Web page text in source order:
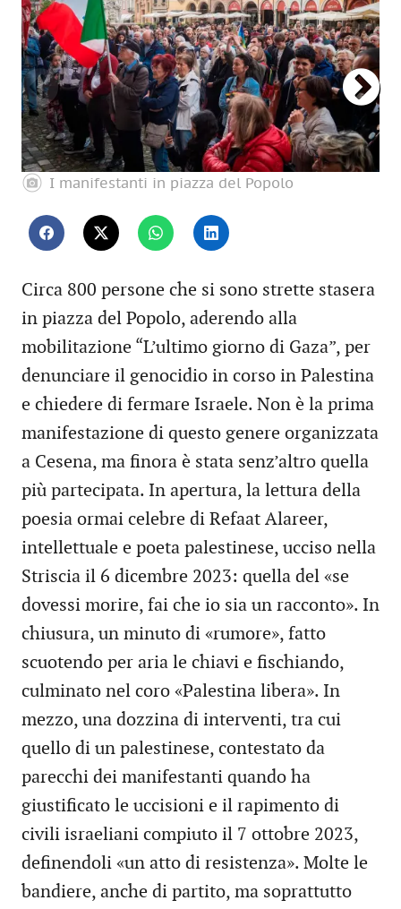
I manifestanti in piazza del Popolo
Circa 800 persone che si sono strette stasera
in piazza del Popolo, aderendo alla
mobilitazione “L’ultimo giorno di Gaza”, per
denunciare il genocidio in corso in Palestina
e chiedere di fermare Israele. Non è la prima
manifestazione di questo genere organizzata
a Cesena, ma finora è stata senz’altro quella
più partecipata. In apertura, la lettura della
poesia ormai celebre di Refaat Alareer,
intellettuale e poeta palestinese, ucciso nella
Striscia il 6 dicembre 2023: quella del «se
dovessi morire, fai che io sia un racconto». In
chiusura, un minuto di «rumore», fatto
scuotendo per aria le chiavi e fischiando,
culminato nel coro «Palestina libera». In
mezzo, una dozzina di interventi, tra cui
quello di un palestinese, contestato da
parecchi dei manifestanti quando ha
giustificato le uccisioni e il rapimento di
civili israeliani compiuto il 7 ottobre 2023,
definendoli «un atto di resistenza». Molte le
bandiere, anche di partito, ma soprattutto